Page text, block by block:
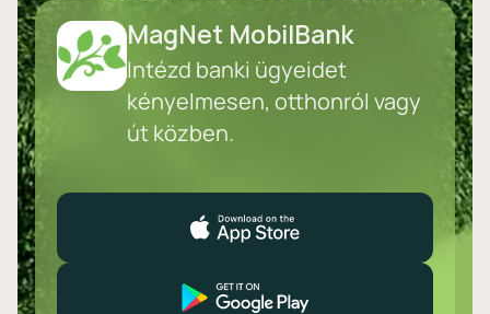
MagNet MobilBank
Intézd banki ügyeidet
kényelmesen, otthonról vagy
út közben.